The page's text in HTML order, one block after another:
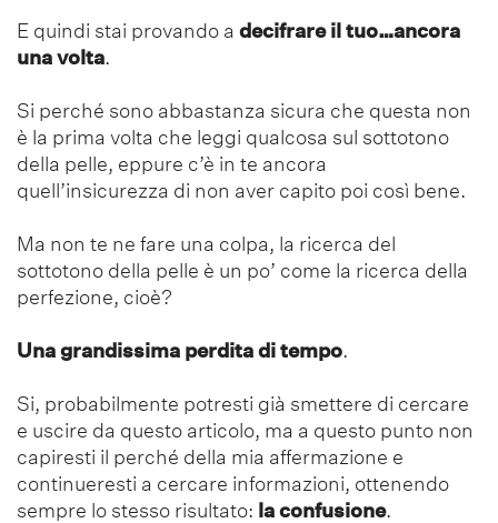
E quindi stai provando a decifrare il tuo…ancora
una volta.
Si perché sono abbastanza sicura che questa non
è la prima volta che leggi qualcosa sul sottotono
della pelle, eppure c’è in te ancora
quell’insicurezza di non aver capito poi così bene.
Ma non te ne fare una colpa, la ricerca del
sottotono della pelle è un po’ come la ricerca della
perfezione, cioè?
Una grandissima perdita di tempo.
Si, probabilmente potresti già smettere di cercare
e uscire da questo articolo, ma a questo punto non
capiresti il perché della mia affermazione e
continueresti a cercare informazioni, ottenendo
sempre lo stesso risultato: la confusione.